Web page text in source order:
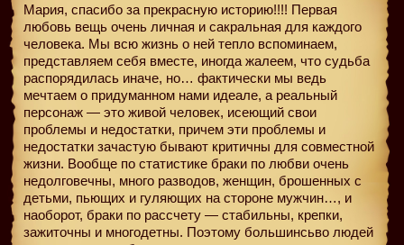
Мария, спасибо за прекрасную историю!!!! Первая
любовь вещь очень личная и сакральная для каждого
человека. Мы всю жизнь о ней тепло вспоминаем,
представляем себя вместе, иногда жалеем, что судьба
распорядилась иначе, но… фактически мы ведь
мечтаем о придуманном нами идеале, а реальный
персонаж — это живой человек, исеющий свои
проблемы и недостатки, причем эти проблемы и
недостатки зачастую бывают критичны для совместной
жизни. Вообще по статистике браки по любви очень
недолговечны, много разводов, женщин, брошенных с
детьми, пьющих и гуляющих на стороне мужчин…, и
наоборот, браки по рассчету — стабильны, крепки,
зажиточны и многодетны. Поэтому большинсьво людей